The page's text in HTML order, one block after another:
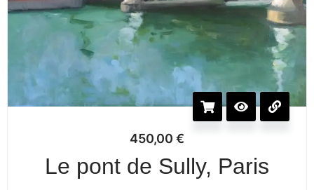
450,00 €
Le pont de Sully, Paris